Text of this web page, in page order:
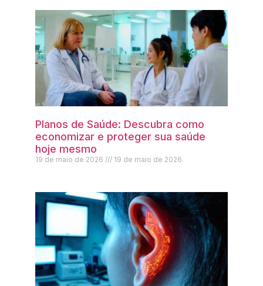
Planos de Saúde: Descubra como
economizar e proteger sua saúde
hoje mesmo
19 de maio de 2026 19 de maio de 2026